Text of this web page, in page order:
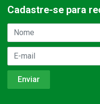
Cadastre-se para